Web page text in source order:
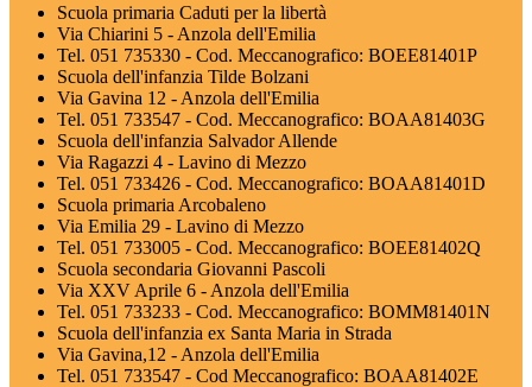
Scuola primaria Caduti per la libertà
Via Chiarini 5 - Anzola dell'Emilia
Tel. 051 735330 - Cod. Meccanografico: BOEE81401P
Scuola dell'infanzia Tilde Bolzani
Via Gavina 12 - Anzola dell'Emilia
Tel. 051 733547 - Cod. Meccanografico: BOAA81403G
Scuola dell'infanzia Salvador Allende
Via Ragazzi 4 - Lavino di Mezzo
Tel. 051 733426 - Cod. Meccanografico: BOAA81401D
Scuola primaria Arcobaleno
Via Emilia 29 - Lavino di Mezzo
Tel. 051 733005 - Cod. Meccanografico: BOEE81402Q
Scuola secondaria Giovanni Pascoli
Via XXV Aprile 6 - Anzola dell'Emilia
Tel. 051 733233 - Cod. Meccanografico: BOMM81401N
Scuola dell'infanzia ex Santa Maria in Strada
Via Gavina,12 - Anzola dell'Emilia
Tel. 051 733547 - Cod Meccanografico: BOAA81402E